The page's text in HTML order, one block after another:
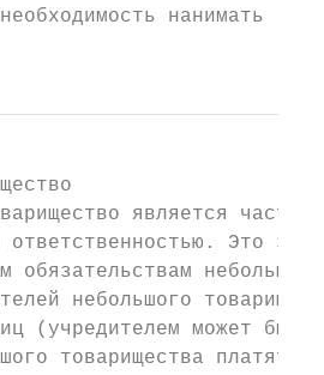
нанимать
является
ответственностью. Это
обязательствам
небольшого
(учредителем может быть
товарищества платят